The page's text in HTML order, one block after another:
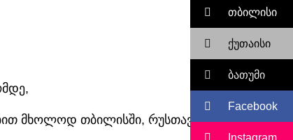
მხოლოდ თბილისში, რუსთავსა და
თბილისი
ქუთაისი
ბათუმი
Facebook
Instagram